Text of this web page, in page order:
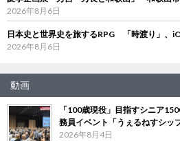
2026年8月6日
日本史と世界史を旅するRPG 「時渡り」、
2026年8月6日
動画
「100歳現役」目指すシニア
務員イベント「うぇるねすシッ
2026年8月4日